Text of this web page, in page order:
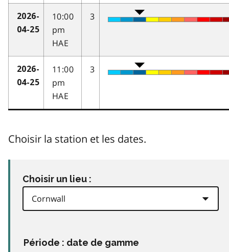
2026-
04-25
10:00
pm
HAE
3
2026-
04-25
11:00
pm
HAE
3
Choisir la station et les dates.
Choisir un lieu :
Période : date de gamme